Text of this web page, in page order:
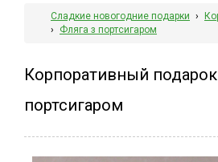
Сладкие новогодние подарки ›
›
Фляга з портсигаром
Корпоративный
портсигаром